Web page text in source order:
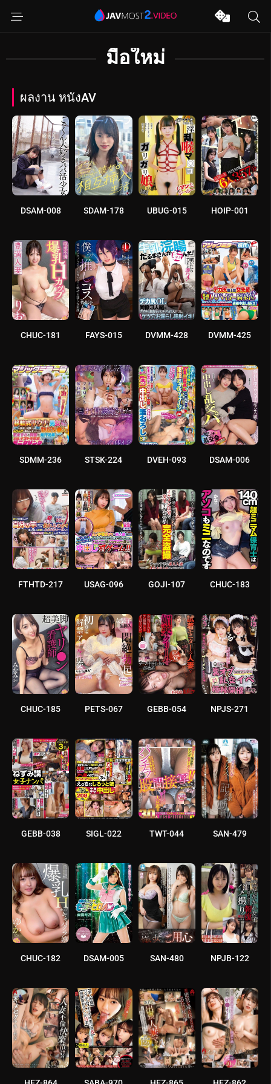
มือใหม่
ผลงาน หนังAV
DSAM-008 SDAM-178 UBUG-015 HOIP-001
CHUC-181 FAYS-015 DVMM-428 DVMM-425
SDMM-236 STSK-224 DVEH-093 DSAM-006
FTHTD-217 USAG-096 GOJI-107 CHUC-183
CHUC-185 PETS-067 GEBB-054 NPJS-271
GEBB-038 SIGL-022 TWT-044 SAN-479
CHUC-182 DSAM-005 SAN-480 NPJB-122